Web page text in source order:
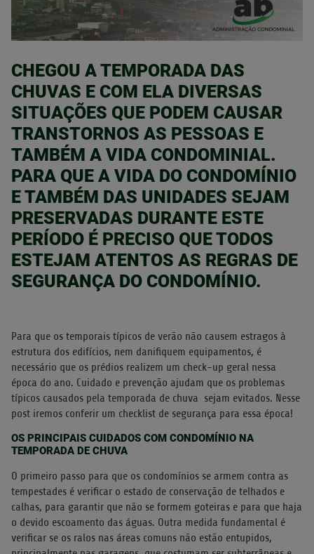
CHEGOU A TEMPORADA DAS
CHUVAS E COM ELA DIVERSAS
SITUAÇÕES QUE PODEM CAUSAR
TRANSTORNOS AS PESSOAS E
TAMBÉM A VIDA CONDOMINIAL.
PARA QUE A VIDA DO CONDOMÍNIO
E TAMBÉM DAS UNIDADES SEJAM
PRESERVADAS DURANTE ESTE
PERÍODO É PRECISO QUE TODOS
ESTEJAM ATENTOS AS REGRAS DE
SEGURANÇA DO CONDOMÍNIO.
Para que os temporais típicos de verão não causem estragos à
estrutura dos edifícios, nem danifiquem equipamentos, é
necessário que os prédios realizem um check-up geral nessa
época do ano. Cuidado e prevenção ajudam que os problemas
típicos causados pela temporada de chuva sejam evitados. Nesse
post iremos conferir um checklist de segurança para essa época!
OS PRINCIPAIS CUIDADOS COM CONDOMÍNIO NA
TEMPORADA DE CHUVA
O primeiro passo para que os condomínios se armem contra as
tempestades é verificar o estado de conservação de telhados e
calhas, para garantir que não se formem goteiras e para que haja
o devido escoamento das águas. Outra medida fundamental é
verificar se os ralos nas áreas comuns não estão entupidos,